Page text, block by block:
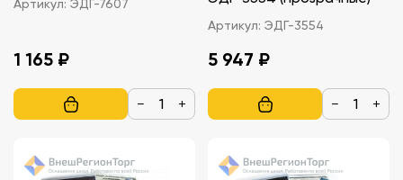
Артикул: ЭДГ-7607
1 165 ₽
− +
Артикул: ЭДГ-3554
5 947 ₽
− +